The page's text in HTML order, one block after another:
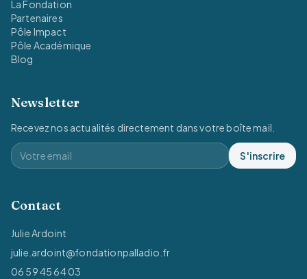
La Fondation
Partenaires
Pôle Impact
Pôle Académique
Blog
Newsletter
Recevez nos actualités directement dans votre boîte mail.
S'inscrire
Contact
Julie Ardoint
julie.ardoint@fondationpalladio.fr
06 59 45 64 03